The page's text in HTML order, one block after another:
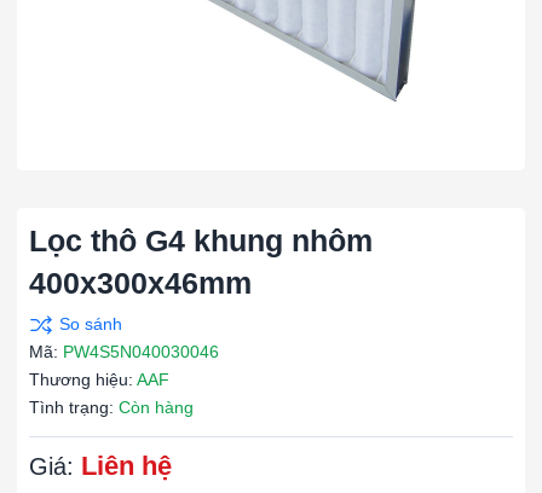
Lọc thô G4 khung nhôm
400x300x46mm
Mã: PW4S5N040030046
Thương hiệu: AAF
Tình trạng: Còn hàng
Giá: Liên hệ